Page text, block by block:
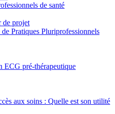
de santé
de projet
Pratiques Pluriprofessionnels
ECG pré-thérapeutique
aux soins : Quelle est son utilité